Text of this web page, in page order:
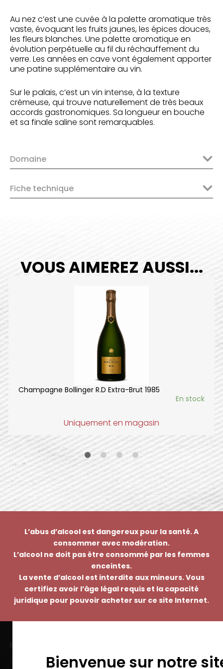
Au nez c’est une cuvée à la palette aromatique très
vaste, évoquant les fruits jaunes, les épices douces,
les fleurs blanches. Une palette aromatique en
évolution perpétuelle au fil du réchauffement du
verre. Les années en cave vont également apporter
une patine supplémentaire au vin.
Sur le palais, c’est un vin intense, à la texture
crémeuse, qui trouve naturellement de très beaux
accords gastronomiques. Sa longueur en bouche
et sa finale saline sont remarquables.
Domaine
Fiche technique
VOUS AIMEREZ AUSSI...
Champagne Bollinger R.D Extra-Brut 1985
En stock
Uniquement en magasin
L’abus d’alcool est dangereux pour la santé. A
consommer avec modération.
L’alcool ne doit pas être consommé par les femmes
enceintes.
La vente d’alcool est interdite aux mineurs. Vous
certifiez avoir l’âge légal requis et la capacité
juridique pour pouvoir acheter sur ce site Internet.
Bienvenue sur notre
EMMANUEL NASTI
7 avenue Pierre Pflimlin – ZAC Espale